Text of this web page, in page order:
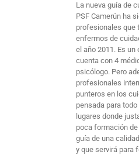
La nueva guía de
PSF Camerún ha
profesionales que
enfermos de
el año 2011. Es
cuenta con 4
psicólogo. Pero
profesionales
punteros en los
pensada para
lugares donde
poca formación
guía de una
y que servirá para